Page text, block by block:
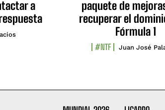
a
paquete de
recuperar el
Fórmula 1
#NTF Juan José